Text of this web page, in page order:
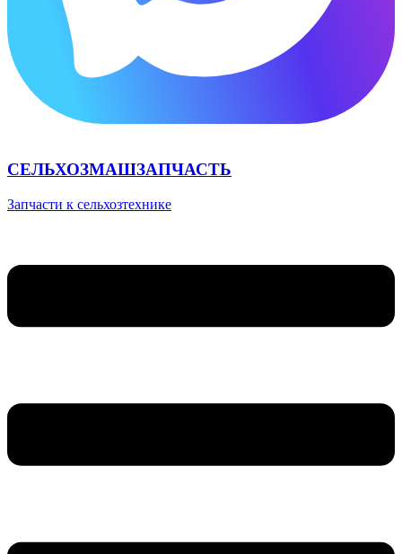
СЕЛЬХОЗМАШЗАПЧАСТЬ
Запчасти к сельхозтехнике